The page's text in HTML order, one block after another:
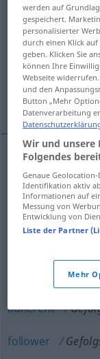
Übersicht
(Für mehr Details
retainer,
adherent,
retainer
vassal
adherent
follower
werden auf
gespeichert.
personalisierter
durch einen Klick
geben. Klicken Sie
können Ihre
Webseite
und den
Button „Mehr
Datenverarbeitung
Wir und unsere
Folgendes
Genaue
Identifikation aktiv
Informationen auf
Messung von
Entwicklung von
Liste der Partner
Mehr